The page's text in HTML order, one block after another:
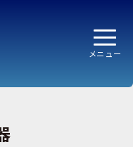
メニュー